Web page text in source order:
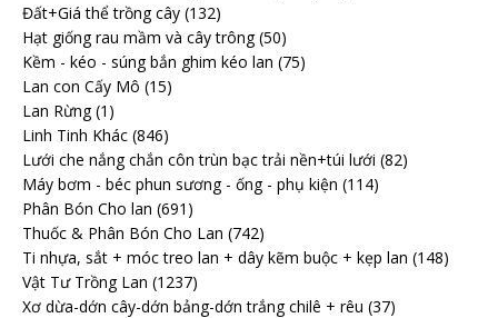
Đất+Giá thể trồng cây (132)
Hạt giống rau mầm và cây trông (50)
Kềm - kéo - súng bắn ghim kéo lan (75)
Lan con Cấy Mô (15)
Lan Rừng (1)
Linh Tinh Khác (846)
Lưới che nắng chắn côn trùn bạc trải nền+túi lưới (82)
Máy bơm - béc phun sương - ống - phụ kiện (114)
Phân Bón Cho lan (691)
Thuốc & Phân Bón Cho Lan (742)
Ti nhựa, sắt + móc treo lan + dây kẽm buộc + kẹp lan (148)
Vật Tư Trồng Lan (1237)
Xơ dừa-dớn cây-dớn bảng-dớn trắng chilê + rêu (37)